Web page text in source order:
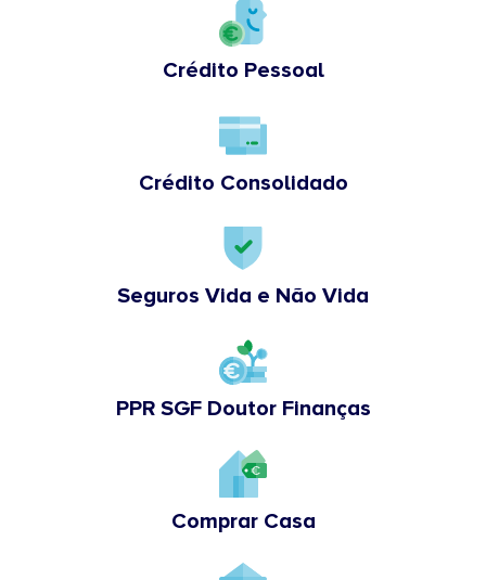
Crédito Pessoal
Crédito Consolidado
Seguros Vida e Não Vida
PPR SGF Doutor Finanças
Comprar Casa